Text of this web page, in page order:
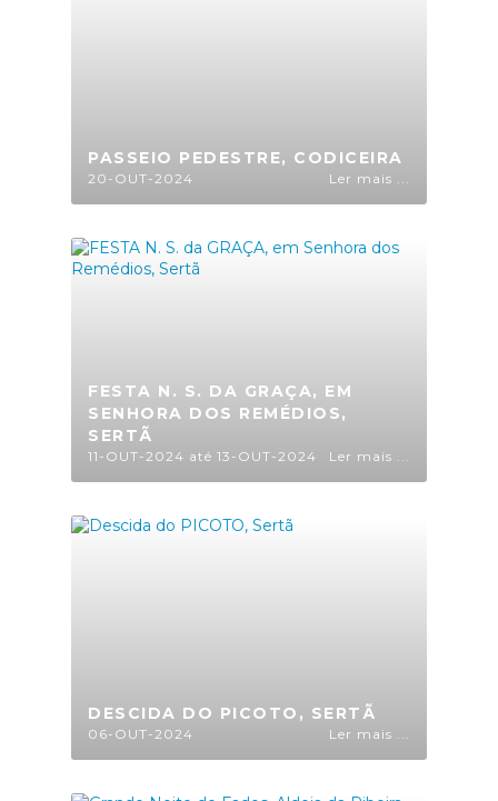
PASSEIO PEDESTRE, CODICEIRA
20-OUT-2024 Ler mais ...
FESTA N. S. DA GRAÇA, EM
SENHORA DOS REMÉDIOS,
SERTÃ
11-OUT-2024 até 13-OUT-2024 Ler mais ...
DESCIDA DO PICOTO, SERTÃ
06-OUT-2024 Ler mais ...